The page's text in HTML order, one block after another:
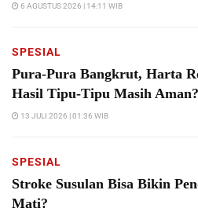
6 AGUSTUS 2026 | 14:11 WIB
SPESIAL
Pura-Pura Bangkrut, Harta
Hasil Tipu-Tipu Masih Aman?
13 JULI 2026 | 01:36 WIB
SPESIAL
Stroke Susulan Bisa Bikin
Mati?